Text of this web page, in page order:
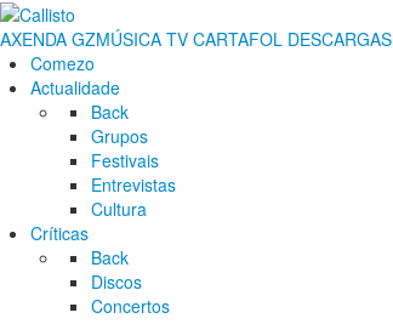
AXENDA GZMÚSICA TV CARTAFOL DESCARGAS
Comezo
Actualidade
Back
Grupos
Festivais
Entrevistas
Cultura
Críticas
Back
Discos
Concertos